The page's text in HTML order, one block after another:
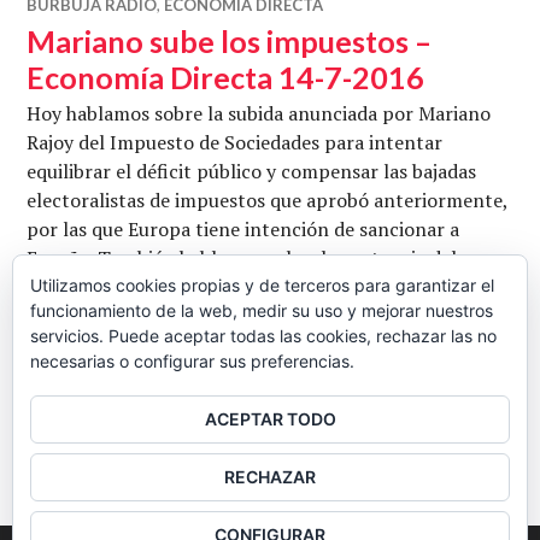
BURBUJA RADIO, ECONOMÍA DIRECTA
Mariano sube los impuestos –
Economía Directa 14-7-2016
Hoy hablamos sobre la subida anunciada por Mariano
Rajoy del Impuesto de Sociedades para intentar
equilibrar el déficit público y compensar las bajadas
electoralistas de impuestos que aprobó anteriormente,
por las que Europa tiene intención de sancionar a
España. También hablamos sobre la sentencia del
Tribunal de Justicia de la Unión Europea sobre la no
retroactividad de las cláusulas suelo y sobre la situación
de …Seguir leyendoMariano sube los impuestos –
BARRA
LATERAL
Utilizamos cookies propias y de terceros para garantizar el
funcionamiento de la web, medir su uso y mejorar nuestros
servicios. Puede aceptar todas las cookies, rechazar las no
necesarias o configurar sus preferencias.
ACEPTAR TODO
RECHAZAR
CONFIGURAR